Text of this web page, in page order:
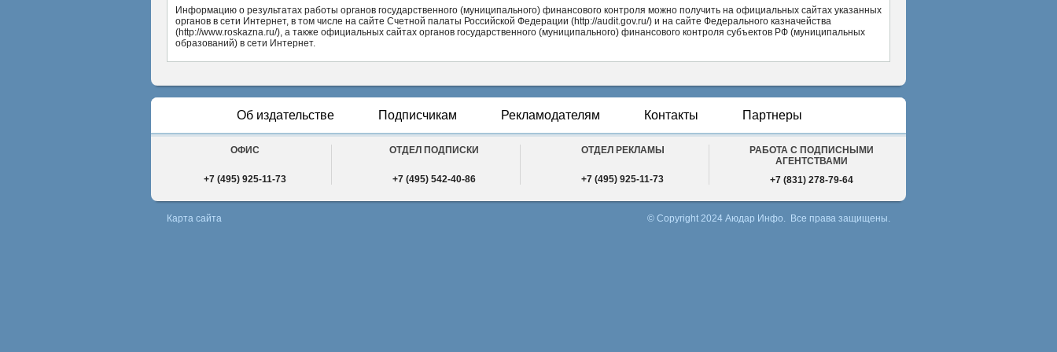
Информацию о результатах работы органов государственного (муниципального) финансового контроля можно получить на официальных сайтах указанных
органов в сети Интернет, в том числе на сайте Счетной палаты Российской Федерации (http://audit.gov.ru/) и на сайте Федерального казначейства
(http://www.roskazna.ru/), а также официальных сайтах органов государственного (муниципального) финансового контроля субъектов РФ (муниципальных
образований) в сети Интернет.
Об издательстве Подписчикам Рекламодателям Контакты Партнеры
ОФИС
+7 (495) 925-11-73
ОТДЕЛ ПОДПИСКИ
+7 (495) 542-40-86
ОТДЕЛ РЕКЛАМЫ
+7 (495) 925-11-73
РАБОТА С ПОДПИСНЫМИ
АГЕНТСТВАМИ
+7 (831) 278-79-64
Карта сайта © Copyright 2024 Аюдар Инфо. Все права защищены.